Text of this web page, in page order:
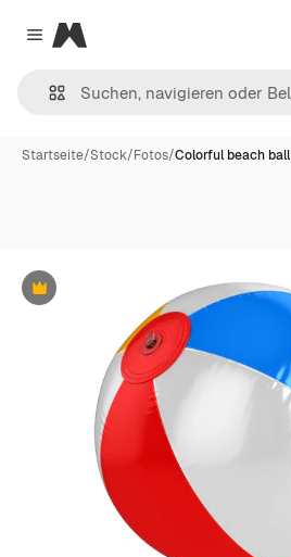
Close menu
Magnific
Startseite/Stock/Fotos/Colorful beach ball
Premium